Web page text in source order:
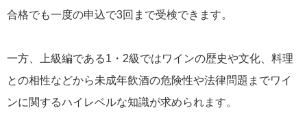
合格でも一度の申込で3回まで受検できます。
一方、上級編である1・2級ではワインの歴史や文化、料理
との相性などから未成年飲酒の危険性や法律問題までワイ
ンに関するハイレベルな知識が求められます。